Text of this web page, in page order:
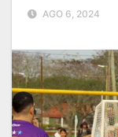
AGO 6, 2024